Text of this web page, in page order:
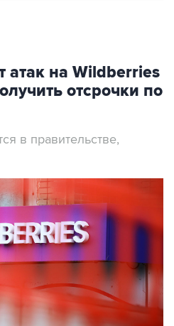
атак на Wildberries
отсрочки по
в правительстве,